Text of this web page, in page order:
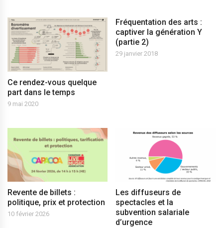
Ce rendez-vous quelque
part dans le temps
9 mai 2020
Fréquentation des arts :
captiver la génération Y
(partie 2)
29 janvier 2018
Revente de billets :
politique, prix et protection
10 février 2026
Les diffuseurs de
spectacles et la
subvention salariale
d’urgence